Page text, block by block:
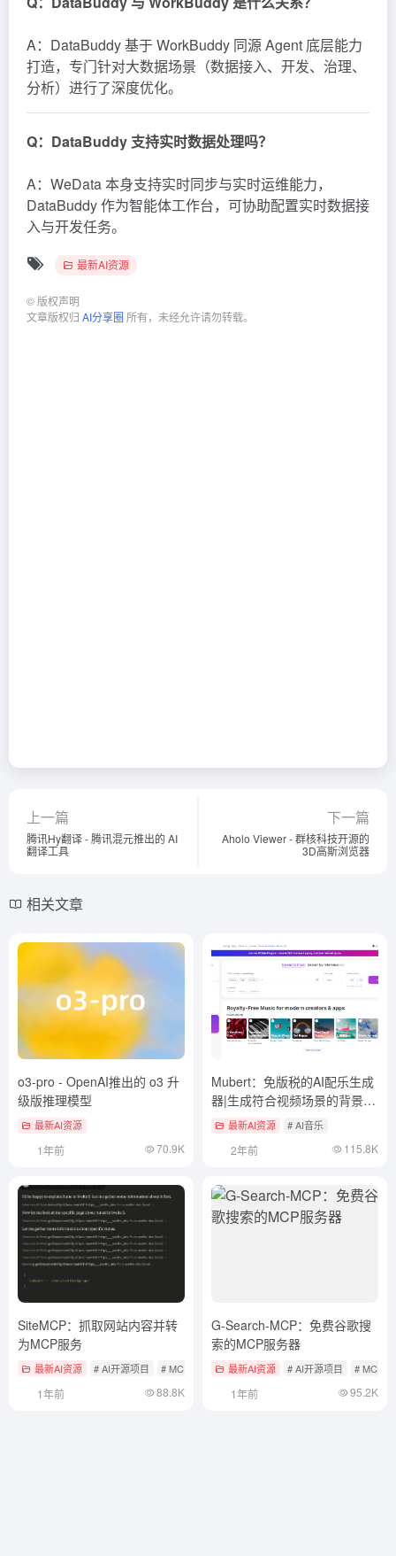
A：DataBuddy 基于 WorkBuddy 同源 Agent 底层能力
打造，专门针对大数据场景（数据接入、开发、治理、
分析）进行了深度优化。
Q：DataBuddy 支持实时数据处理吗？
A：WeData 本身支持实时同步与实时运维能力，
DataBuddy 作为智能体工作台，可协助配置实时数据接
入与开发任务。
最新AI资源
© 版权声明
文章版权归 AI分享圈 所有，未经允许请勿转载。
上一篇
腾讯Hy翻译 - 腾讯混元推出的 AI
翻译工具
下一篇
Aholo Viewer - 群核科技开源的
3D高斯浏览器
相关文章
o3-pro - OpenAI推出的 o3 升
级版推理模型
最新AI资源
1年前 70.9K
Mubert：免版税的AI配乐生成
器|生成符合视频场景的背景音
乐 最新AI资源 # AI音乐
2年前 115.8K
SiteMCP：抓取网站内容并转
为MCP服务
最新AI资源 # AI开源项目 # MCP服务
1年前 88.8K
G-Search-MCP：免费谷歌搜
索的MCP服务器
最新AI资源 # AI开源项目 # MCP服
1年前 95.2K